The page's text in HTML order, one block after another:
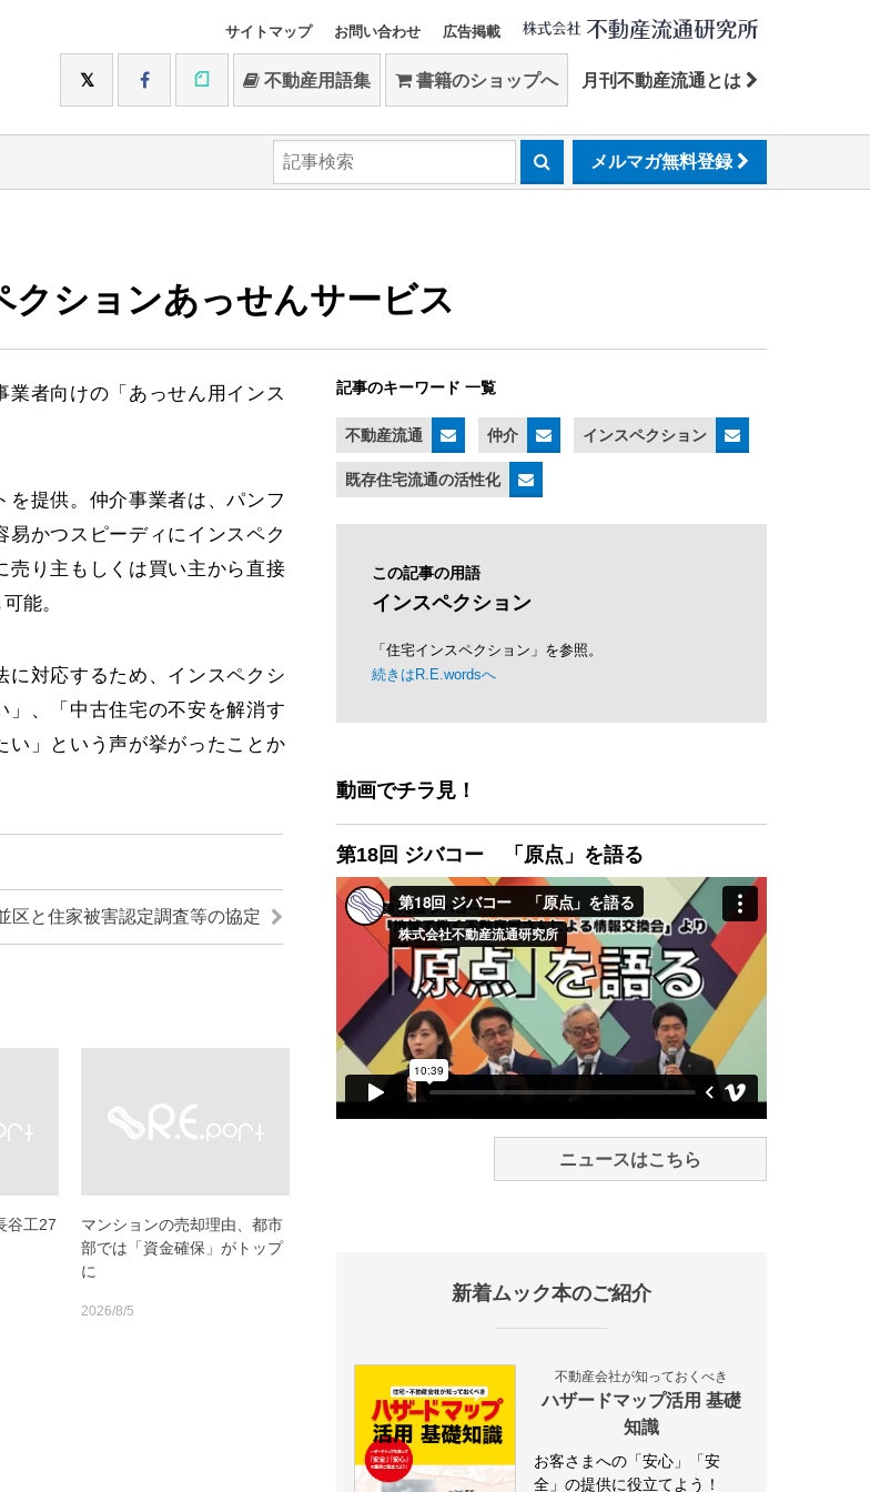
サイトマップ お問い合わせ 広告掲載
不動産用語集 書籍のショップへ 月刊不動産流通とは
メルマガ無料登録
クションあっせんサービス
者向けの「あっせん用インス
提供。仲介事業者は、パンフ
易かつスピーディにインスペク
売り主もしくは買い主から直接
能。
対応するため、インスペクシ
」、「中古住宅の不安を解消す
い」という声が挙がったことか
区と住家被害認定調査等の協定
谷工27
マンションの売却理由、都市
部では「資金確保」がトップ
に
2026/8/5
記事のキーワード 一覧
不動産流通 仲介 インスペクション
既存住宅流通の活性化
この記事の用語
インスペクション
「住宅インスペクション」を参照。
続きはR.E.wordsへ
動画でチラ見！
第18回 ジバコー 「原点」を語る
ニュースはこちら
新着ムック本のご紹介
不動産会社が知っておくべき
ハザードマップ活用 基礎
知識
お客さまへの「安心」「安
全」の提供に役立てよう！